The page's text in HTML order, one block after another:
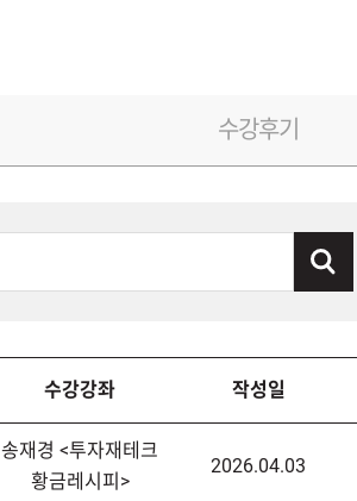
수강후기
수강강좌 작성일
송재경<투자재테크
황금레시피>
2026.04.03